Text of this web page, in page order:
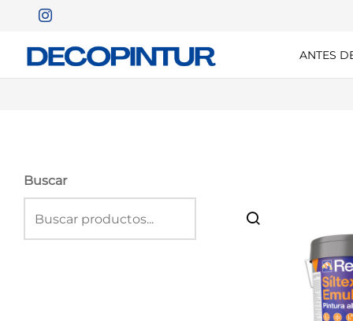
ANTES
Buscar